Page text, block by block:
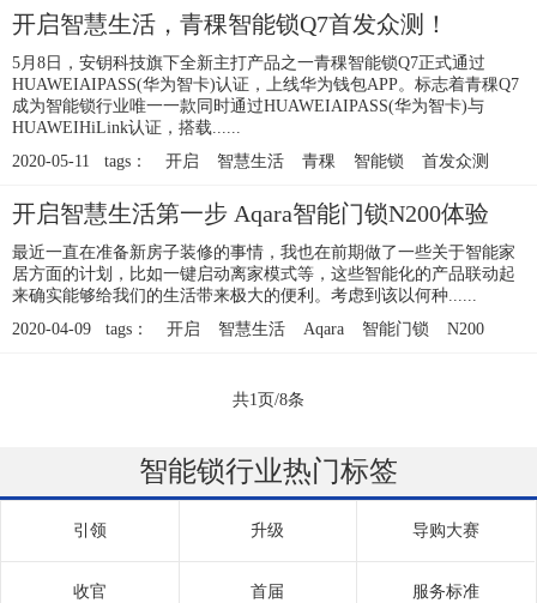
开启智慧生活，青稞智能锁Q7首发众测！
5月8日，安钥科技旗下全新主打产品之一青稞智能锁Q7正式通过
HUAWEIAIPASS(华为智卡)认证，上线华为钱包APP。标志着青稞Q7
成为智能锁行业唯一一款同时通过HUAWEIAIPASS(华为智卡)与
HUAWEIHiLink认证，搭载......
2020-05-11 tags：
开启 智慧生活 青稞 智能锁 首发众测
开启智慧生活第一步 Aqara智能门锁N200体验
最近一直在准备新房子装修的事情，我也在前期做了一些关于智能家
居方面的计划，比如一键启动离家模式等，这些智能化的产品联动起
来确实能够给我们的生活带来极大的便利。考虑到该以何种......
2020-04-09 tags：
开启 智慧生活 Aqara 智能门锁 N200
共1页/8条
智能锁行业热门标签
引领 升级 导购大赛
收官 首届 服务标准